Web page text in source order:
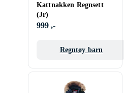
Kattnakken Regnsett
(Jr)
999 ,-
Regntøy barn